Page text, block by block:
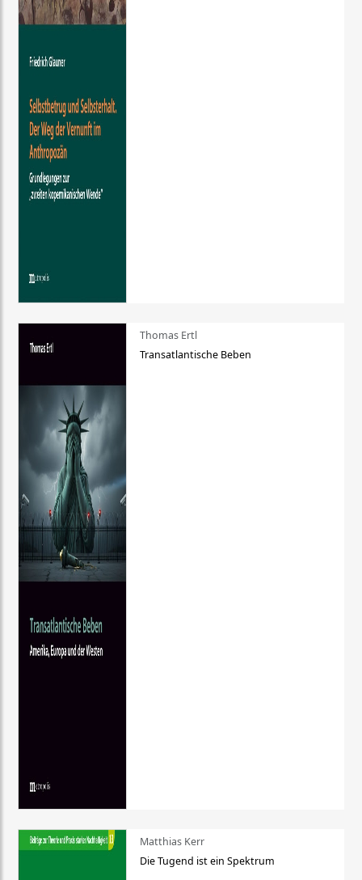
Thomas Ertl
Transatlantische Beben
Matthias Kerr
Die Tugend ist ein Spektrum